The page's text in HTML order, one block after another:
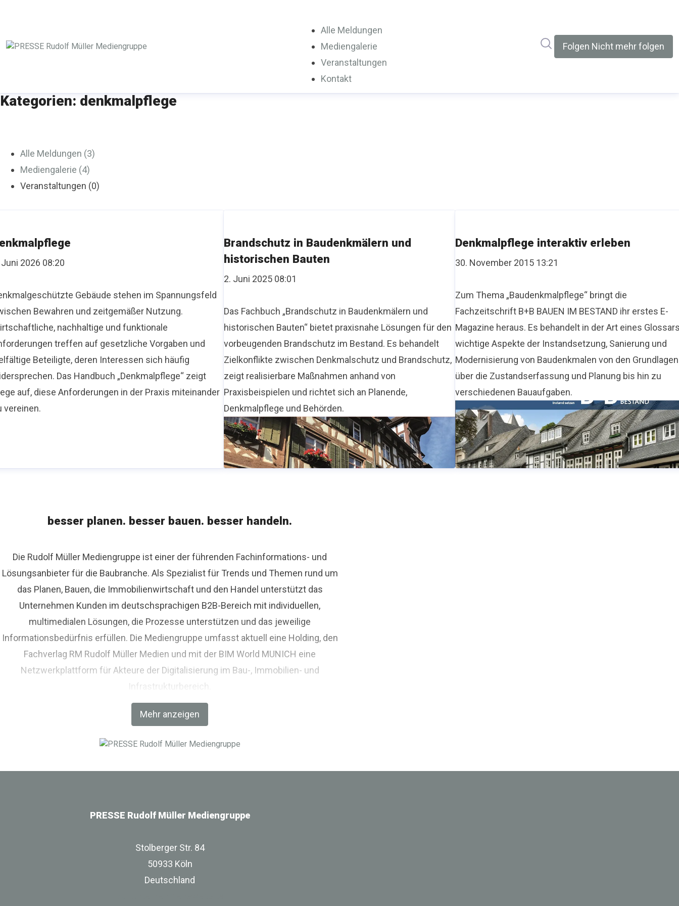
Alle Meldungen
Mediengalerie
Veranstaltungen
Kontakt
Im Newsroom suchen
Folgen Nicht mehr folgen
Kategorien: denkmalpflege
Alle Meldungen (3)
Mediengalerie (4)
Veranstaltungen (0)
2026 08:20
Gebäude stehen im Spannungsfeld
Bewahren und zeitgemäßer Nutzung.
nachhaltige und funktionale
treffen auf gesetzliche Vorgaben und
Beteiligte, deren Interessen sich häufig
Das Handbuch „Denkmalpflege“ zeigt
auf, diese Anforderungen in der Praxis miteinander
vereinen.
Brandschutz in Baudenkmälern und
historischen Bauten
2. Juni 2025 08:01
Das Fachbuch „Brandschutz in Baudenkmälern und
historischen Bauten“ bietet praxisnahe Lösungen für den
vorbeugenden Brandschutz im Bestand. Es behandelt
Zielkonflikte zwischen Denkmalschutz und Brandschutz,
zeigt realisierbare Maßnahmen anhand von
Praxisbeispielen und richtet sich an Planende,
Denkmalpflege und Behörden.
Denkmalpflege interaktiv erleben
30. November 2015 13:21
Zum Thema „Baudenkmalpflege“ bringt die
Fachzeitschrift B+B BAUEN IM BESTAND ihr erstes E-
Magazine heraus. Es behandelt in der Art eines
wichtige Aspekte der Instandsetzung, Sanierung und
Modernisierung von Baudenkmalen von den Grundlagen
über die Zustandserfassung und Planung bis hin zu
verschiedenen Bauaufgaben.
besser planen. besser bauen. besser handeln.
Mehr anzeigen
Die Rudolf Müller Mediengruppe ist einer der führenden Fachinformations- und
Lösungsanbieter für die Baubranche. Als Spezialist für Trends und Themen rund um
das Planen, Bauen, die Immobilienwirtschaft und den Handel unterstützt das
Unternehmen Kunden im deutschsprachigen B2B-Bereich mit individuellen,
multimedialen Lösungen, die Prozesse unterstützen und das jeweilige
Informationsbedürfnis erfüllen. Die Mediengruppe umfasst aktuell eine Holding, den
Fachverlag RM Rudolf Müller Medien und mit der BIM World MUNICH eine
Netzwerkplattform für Akteure der Digitalisierung im Bau-, Immobilien- und
Infrastrukturbereich.
PRESSE Rudolf Müller Mediengruppe
Stolberger Str. 84
50933 Köln
Deutschland